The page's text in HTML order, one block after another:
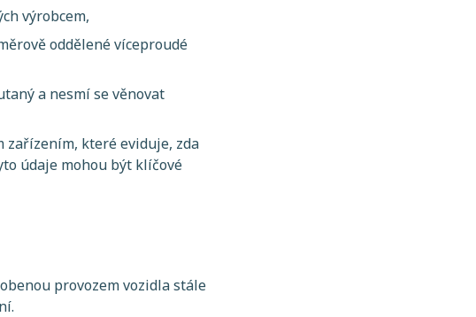
výrobcem,
oddělené víceproudé
a nesmí se věnovat
zařízením, které eviduje, zda
údaje mohou být klíčové
provozem vozidla stále